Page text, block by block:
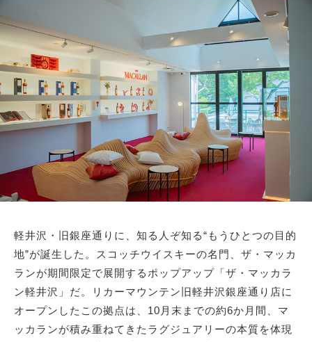
軽井沢・旧銀座通りに、知る人ぞ知る“もうひとつの目的
地”が誕生した。スコッチウイスキーの名門、ザ・マッカ
ランが期間限定で展開するポップアップ「ザ・マッカラ
ン軽井沢」だ。リカーマウンテン旧軽井沢銀座通り店に
オープンしたこの拠点は、10月末までの約6か月間、マ
ッカランが積み重ねてきたラグジュアリーの本質を体現
MAGAZINE
ABOUT SITE
サイトマップ